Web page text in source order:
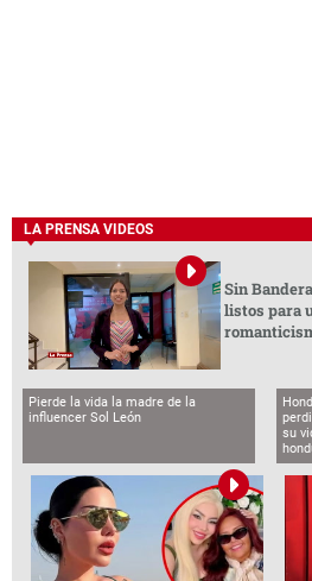
LA PRENSA VIDEOS
Sin
listos para
Pierde la vida la madre de la
influencer Sol León
su